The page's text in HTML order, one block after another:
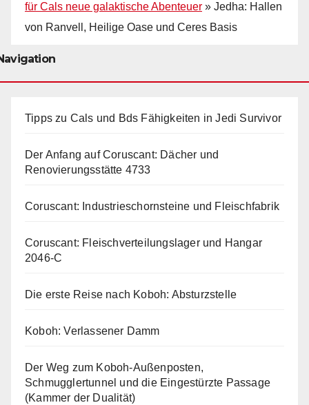
für Cals neue galaktische Abenteuer » Jedha: Hallen
von Ranvell, Heilige Oase und Ceres Basis
Tipps zu Cals und Bds Fähigkeiten in Jedi Survivor
Der Anfang auf Coruscant: Dächer und
Renovierungsstätte 4733
Coruscant: Industrieschornsteine und Fleischfabrik
Coruscant: Fleischverteilungslager und Hangar
2046-C
Die erste Reise nach Koboh: Absturzstelle
Koboh: Verlassener Damm
Der Weg zum Koboh-Außenposten,
Schmugglertunnel und die Eingestürzte Passage
(Kammer der Dualität)